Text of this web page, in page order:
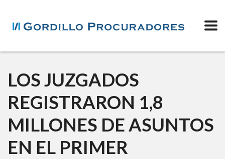
LOS JUZGADOS
REGISTRARON 1,8
MILLONES DE ASUNTOS
EN EL PRIMER